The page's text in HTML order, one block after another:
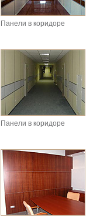
Панели в коридоре
Панели в коридоре